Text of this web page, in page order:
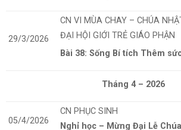
29/3/2026
CN VI MÙA CHAY – CHÚA
ĐẠI HỘI GIỚI TRẺ GIÁO PHẬN
Bài 38: Sống Bí tích Thêm
Tháng 4 – 2026
05/4/2026
CN PHỤC SINH
Nghỉ học – Mừng Đại Lễ